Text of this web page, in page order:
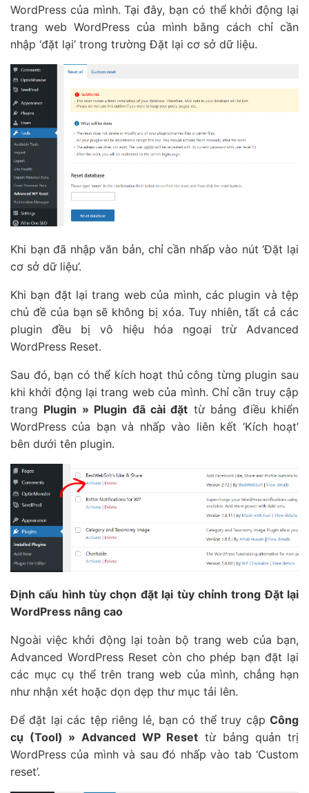
WordPress của mình. Tại đây, bạn có thể khởi động lại
trang web WordPress của mình bằng cách chỉ cần
nhập ‘đặt lại’ trong trường Đặt lại cơ sở dữ liệu.
Khi bạn đã nhập văn bản, chỉ cần nhấp vào nút ‘Đặt lại
cơ sở dữ liệu’.
Khi bạn đặt lại trang web của mình, các plugin và tệp
chủ đề của bạn sẽ không bị xóa. Tuy nhiên, tất cả các
plugin đều bị vô hiệu hóa ngoại trừ Advanced
WordPress Reset.
Sau đó, bạn có thể kích hoạt thủ công từng plugin sau
khi khởi động lại trang web của mình. Chỉ cần truy cập
trang Plugin » Plugin đã cài đặt từ bảng điều khiển
WordPress của bạn và nhấp vào liên kết ‘Kích hoạt’
bên dưới tên plugin.
Định cấu hình tùy chọn đặt lại tùy chỉnh trong Đặt lại
WordPress nâng cao
Ngoài việc khởi động lại toàn bộ trang web của bạn,
Advanced WordPress Reset còn cho phép bạn đặt lại
các mục cụ thể trên trang web của mình, chẳng hạn
như nhận xét hoặc dọn dẹp thư mục tải lên.
Để đặt lại các tệp riêng lẻ, bạn có thể truy cập Công
cụ (Tool) » Advanced WP Reset từ bảng quản trị
WordPress của mình và sau đó nhấp vào tab ‘Custom
reset’.